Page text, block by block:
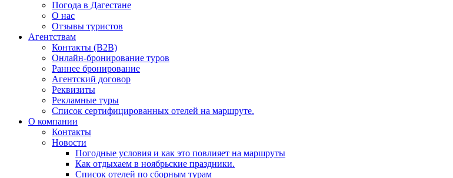
Погода в Дагестане
О нас
Отзывы туристов
Агентствам
Контакты (B2B)
Онлайн-бронирование туров
Раннее бронирование
Агентский договор
Реквизиты
Рекламные туры
Список сертифицированных отелей на маршруте.
О компании
Контакты
Новости
Погодные условия и как это повлияет на маршруты
Как отдыхаем в ноябрьские праздники.
Список отелей по сборным турам